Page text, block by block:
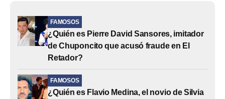
FAMOSOS
¿Quién es Pierre David Sansores, imitador
de Chuponcito que acusó fraude en El
Retador?
FAMOSOS
¿Quién es Flavio Medina, el novio de Silvia